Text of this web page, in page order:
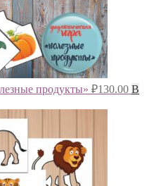
продукты» ₽130.00 В